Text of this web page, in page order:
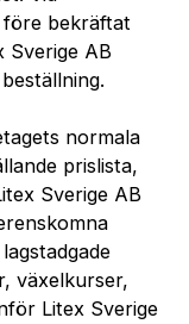
före bekräftat
Sverige AB
normala
prislista,
Sverige AB
växelkurser,
Litex Sverige